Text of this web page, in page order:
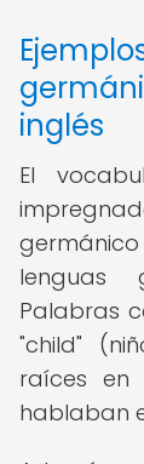
inglés
El
lenguas
Palabras
"child"
raíces en
hablaban